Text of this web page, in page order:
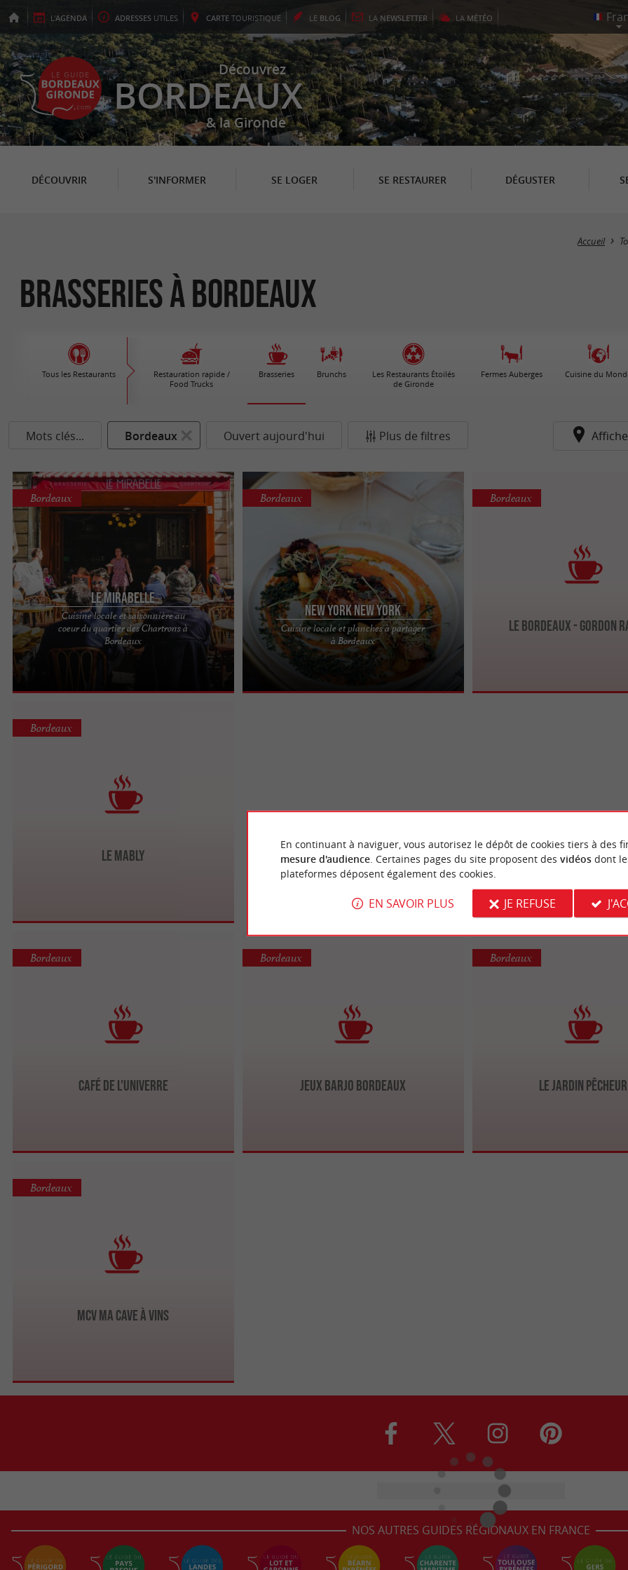
L'AGENDA ADRESSES UTILES CARTE TOURISTIQUE LE BLOG LA NEWSLETTER LA MÉTÉO
Découvrez
BORDEAUX
& la Gironde
DÉCOUVRIR S'INFORMER SE LOGER SE RESTAURER DÉGUSTER
Accueil
Brasseries à Bordeaux
Tous les Restaurants
Restauration rapide /
Food Trucks
Brasseries Brunchs
Les Restaurants Étoilés
de Gironde
Fermes Auberges Cuisine du
Mots clés... Bordeaux Ouvert aujourd'hui Plus de filtres
Le Mirabelle
Cuisine locale et saisonnière au
coeur du quartier des Chartrons à
Bordeaux
Bordeaux
Le Mirabelle : Cuisine de terroir et de saison Situé
dans le pittoresque quartier des Chartrons à
Bordeaux, Le ...
New York New York
Cuisine locale et planches à partager
à Bordeaux
Bordeaux
New York New York : Ambiance conviviale et
cuisine maison Au cœur de Bordeaux, à deux pas
de la place Pey Berland, ...
Le Bordeaux - Gordon
Bordeaux
Le Mably
Bordeaux
Café de l'Univerre
Bordeaux
Jeux Barjo Bordeaux
Bordeaux
Le Jardin Pêcheur
Bordeaux
MCV Ma Cave à Vins
Bordeaux
NOS AUTRES GUIDES RÉGIONAUX EN FRANCE
En continuant à naviguer, vous autorisez le dépôt de cookies tiers à des
mesure d'audience. Certaines pages du site proposent des vidéosdont
plateformes déposent également des cookies.
EN SAVOIR PLUS JE REFUSE